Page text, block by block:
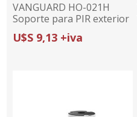
VANGUARD HO-021H
Soporte para PIR exterior
LH-934IC
U$S 9,13 +iva